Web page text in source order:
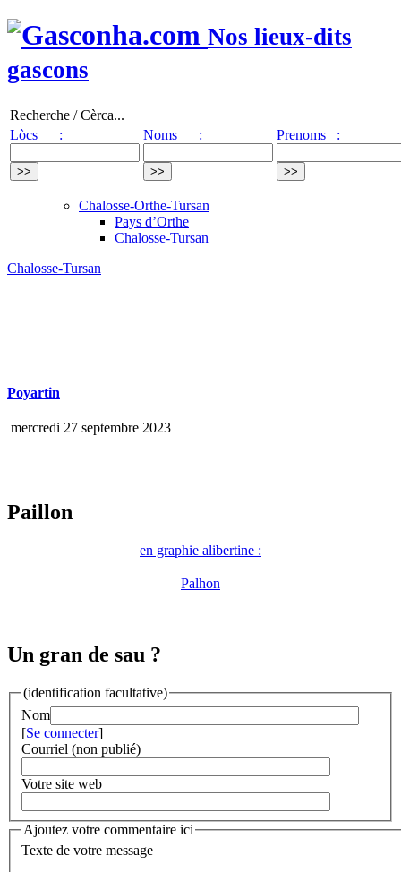
Nos lieux-dits
gascons
Recherche / Cèrca...
Lòcs :
Noms : Prenoms :
Chalosse-Orthe-Tursan
Pays d’Orthe
Chalosse-Tursan
Chalosse-Tursan
Poyartin
mercredi 27 septembre 2023
Paillon
en graphie alibertine :
Palhon
Un gran de sau ?
(identification facultative)
Nom
[Se connecter]
Courriel (non publié)
Votre site web
Ajoutez votre commentaire ici
Texte de votre message